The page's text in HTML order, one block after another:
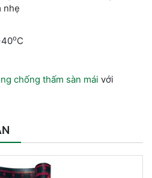
nhẹ
oC
chống thấm sàn mái với